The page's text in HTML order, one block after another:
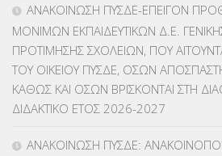
ΛΟΙΠΑ(309)
ΜΑΘΗΤΕΙΑ(275)
ΜΕΤΑΘΕΣΕΙΣ-ΤΟΠΟΘΕΤΗΣΕΙΣ
ΑΝΑΚΟΙΝΩΣΗ ΠΥΣΔΕ-ΕΠΕΙΓΟΝ
ΜΟΝΙΜΩΝ ΕΚΠΑΙΔΕΥΤΙΚΩΝ Δ.Ε.
ΠΡΟΤΙΜΗΣΗΣ ΣΧΟΛΕΙΩΝ, ΠΟΥ
ΤΟΥ ΟΙΚΕΙΟΥ ΠΥΣΔΕ, ΟΣΩΝ
ΚΑΘΩΣ ΚΑΙ ΟΣΩΝ ΒΡΙΣΚΟΝΤΑΙ ΣΤΗ
ΔΙΔΑΚΤΙΚΟ ΕΤΟΣ 2026-2027
ΑΝΑΚΟΙΝΩΣΗ ΠΥΣΔΕ: